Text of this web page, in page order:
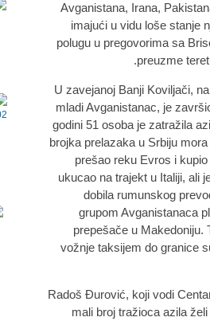
Avganistana, Irana,
imajući u vidu loše stanje
polugu u pregovorima sa
preuzme
U zavejanoj Banji Koviljači,
mladi Avganistanac, je
godini 51 osoba je zatražila
brojka prelazaka u Srbiju
prešao reku Evros i
ukucao na trajekt u Italiji, ali
dobila rumunskog
grupom Avganistanaca
prepešače u Makedoniju.
vožnje taksijem do granice
Radoš Đurović, koji vodi
mali broj tražioca azila